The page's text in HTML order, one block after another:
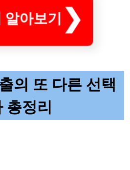
아보기
의 또 다른 선택
총정리